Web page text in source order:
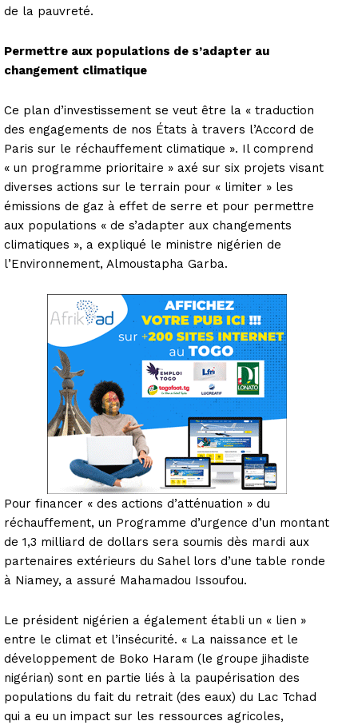
de la pauvreté.
Permettre aux populations de s’adapter au
changement climatique
Ce plan d’investissement se veut être la « traduction
des engagements de nos États à travers l’Accord de
Paris sur le réchauffement climatique ». Il comprend
« un programme prioritaire » axé sur six projets visant
diverses actions sur le terrain pour « limiter » les
émissions de gaz à effet de serre et pour permettre
aux populations « de s’adapter aux changements
climatiques », a expliqué le ministre nigérien de
l’Environnement, Almoustapha Garba.
Pour financer « des actions d’atténuation » du
réchauffement, un Programme d’urgence d’un montant
de 1,3 milliard de dollars sera soumis dès mardi aux
partenaires extérieurs du Sahel lors d’une table ronde
à Niamey, a assuré Mahamadou Issoufou.
Le président nigérien a également établi un « lien »
entre le climat et l’insécurité. « La naissance et le
développement de Boko Haram (le groupe jihadiste
nigérian) sont en partie liés à la paupérisation des
populations du fait du retrait (des eaux) du Lac Tchad
qui a eu un impact sur les ressources agricoles,